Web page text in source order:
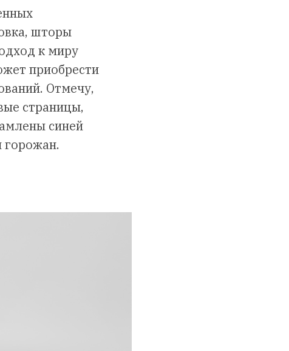
шторы
к миру
приобрести
Отмечу,
страницы,
синей
горожан.